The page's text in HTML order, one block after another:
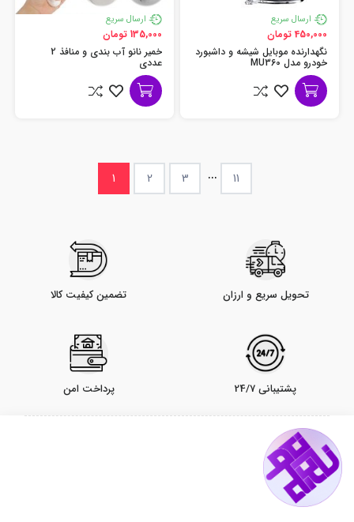
ارسال سریع
450,000 تومان
نگهدارنده موبایل شیشه و داشبورد
خودرو مدل MU360
ارسال سریع
135,000 تومان
خمیر نانو آب بندی و منافذ 2
عددی
1 2 3 ... 11
تحویل سریع و ارزان تضمین کیفیت کالا
پشتیبانی 24/7 پرداخت امن